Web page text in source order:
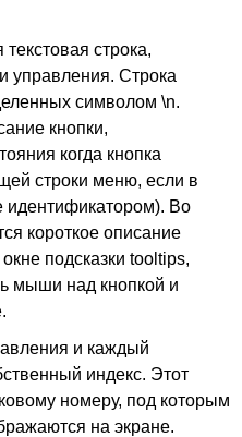
строка,
управления. Строка
символом \n.
кнопки,
когда кнопка
строки меню, если в
идентификатором). Во
короткое описание
подсказки tooltips,
мыши над кнопкой и
и каждый
индекс. Этот
номеру, под которым
на экране.